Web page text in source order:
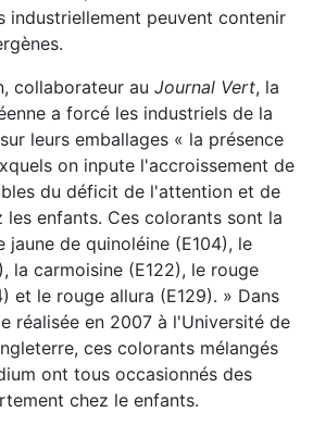
industriellement peuvent contenir
collaborateur au Journal Vert, la
a forcé les industriels de la
leurs emballages « la présence
on inpute l'accroissement de
du déficit de l'attention et de
enfants. Ces colorants sont la
jaune de quinoléine (E104), le
la carmoisine (E122), le rouge
et le rouge allura (E129). » Dans
réalisée en 2007 à l'Université de
ces colorants mélangés
ont tous occasionnés des
chez le enfants.